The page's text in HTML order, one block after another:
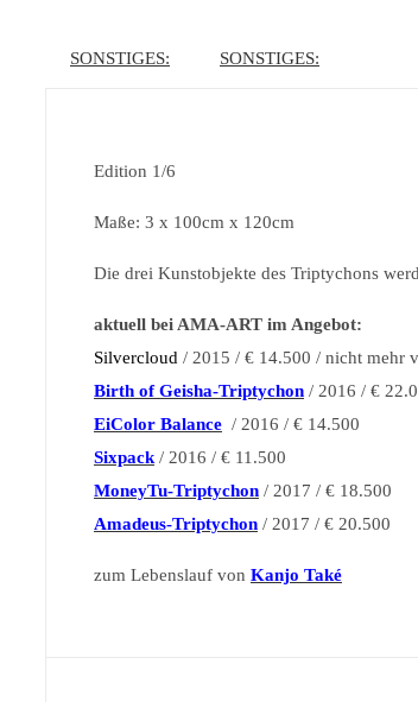
SONSTIGES: SONSTIGES:
Edition 1/6
Maße: 3 x 100cm x 120cm
Die drei Kunstobjekte des Triptychons
aktuell bei AMA-ART im Angebot:
Silvercloud / 2015 / € 14.500 / nicht mehr
Birth of Geisha-Triptychon / 2016 / €
EiColor Balance / 2016 / € 14.500
Sixpack / 2016 / € 11.500
MoneyTu-Triptychon / 2017 / € 18.500
Amadeus-Triptychon / 2017 / € 20.500
zum Lebenslauf von Kanjo Také